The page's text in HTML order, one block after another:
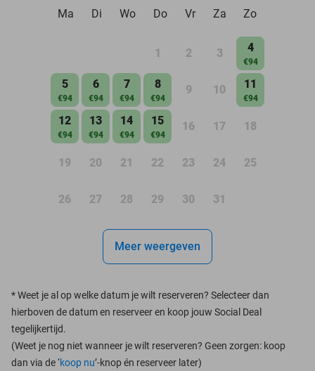
Ma Di Wo Do Vr Za Zo
1 2 3 4
€94
5
€94
6
€94
7
€94
8
€94
9 10 11
€94
12
€94
13
€94
14
€94
15
€94
16 17 18
19 20 21 22 23 24 25
26 27 28 29 30 31
Meer weergeven
*Weet je al op welke datum je wilt reserveren? Selecteer dan
hierboven de datum en reserveer en koop jouw Social Deal
tegelijkertijd.
(Weet je nog niet wanneer je wilt reserveren? Geen zorgen: koop
dan via de ‘koop nu’-knop én reserveer later)